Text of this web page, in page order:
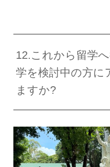
12.これから留学
学を検討中の方に
ますか?